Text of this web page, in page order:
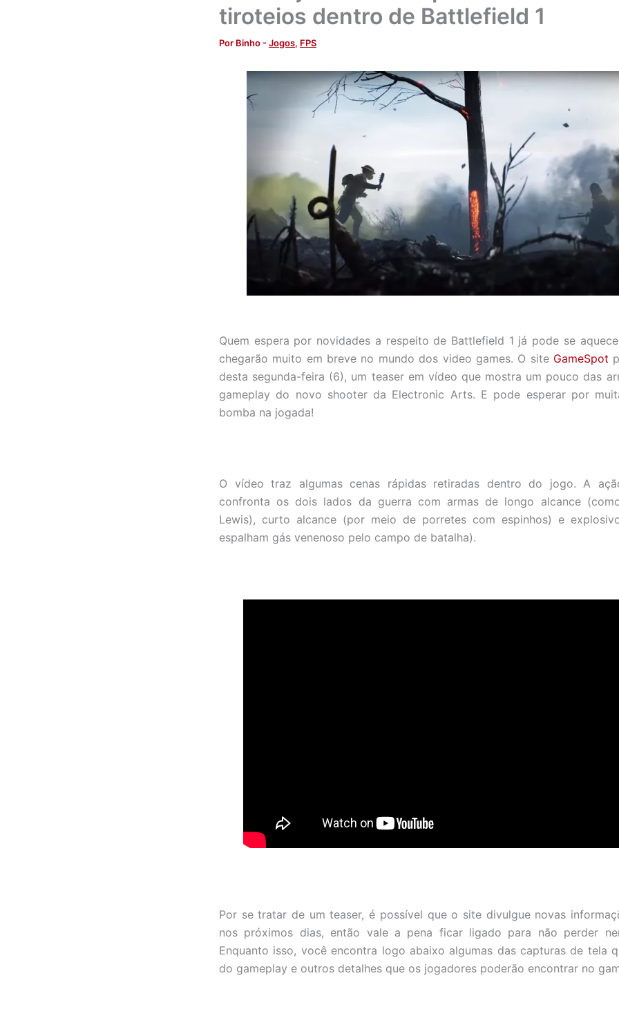
tiroteios dentro de Battlefield 1
Por Binho-Jogos, FPS
Quem espera por novidades a respeito de Battlefield 1 já pode se
chegarão muito em breve no mundo dos video games. O site GameSpot
desta segunda-feira (6), um teaser em vídeo que mostra um pouco das
gameplay do novo shooter da Electronic Arts. E pode esperar por
bomba na jogada!
O vídeo traz algumas cenas rápidas retiradas dentro do jogo. A
confronta os dois lados da guerra com armas de longo alcance
Lewis), curto alcance (por meio de porretes com espinhos) e
espalham gás venenoso pelo campo de batalha).
Por se tratar de um teaser, é possível que o site divulgue novas
nos próximos dias, então vale a pena ficar ligado para não perder
Enquanto isso, você encontra logo abaixo algumas das capturas de tela
do gameplay e outros detalhes que os jogadores poderão encontrar no